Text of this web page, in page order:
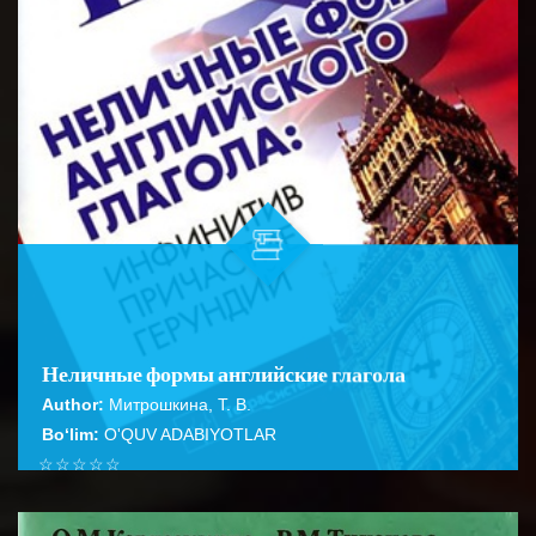
Неличные формы английские глагола
Author: Митрошкина, Т. В.
Bo‘lim: O'QUV ADABIYOTLAR
☆
☆
☆
☆
☆
Справочник содержит подробное описание правил